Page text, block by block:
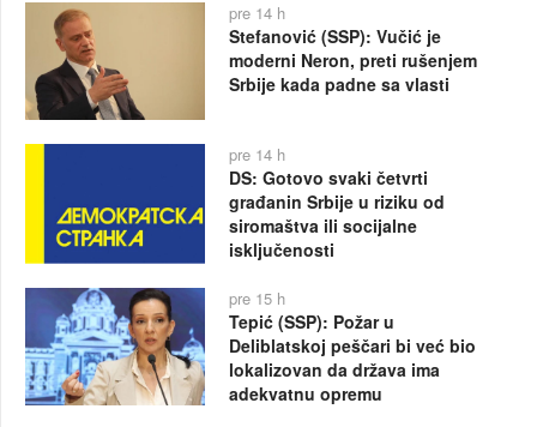
pre 14 h
Stefanović (SSP): Vučić je
moderni Neron, preti rušenjem
Srbije kada padne sa vlasti
pre 14 h
DS: Gotovo svaki četvrti
građanin Srbije u riziku od
siromaštva ili socijalne
isključenosti
pre 15 h
Tepić (SSP): Požar u
Deliblatskoj peščari bi već bio
lokalizovan da država ima
adekvatnu opremu